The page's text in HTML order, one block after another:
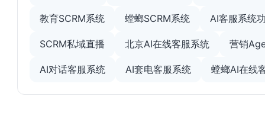
教育SCRM系统 螳螂SCRM系统 AI客服系统
SCRM私域直播 北京AI在线客服系统 营销
AI对话客服系统 AI套电客服系统 螳螂AI在线